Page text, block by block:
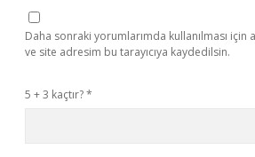
Daha sonraki yorumlarımda kullanılması için
ve site adresim bu tarayıcıya kaydedilsin.
5 + 3 kaçtır?*